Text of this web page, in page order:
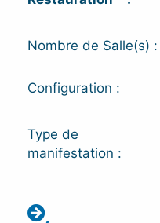
Nombre de Salle(s) :
Configuration :
Type de
manifestation :